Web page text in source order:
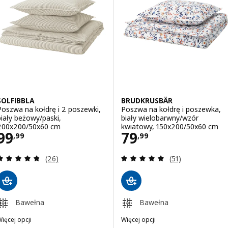
na kołdrę i 2 poszewki,
beżowy/paski,
50x60 cm
,99 99,99
Recenzja: 4.7 z 5 gwiazdki. Łączna liczba recenzji:
(26)
Bawełna
opcji
BRUDKRUSBÄR
Poszwa na kołdrę i poszewka,
biały wielobarwny/wzór
kwiatowy, 150x200/50x60 cm
79,99
Cena 79,99
Recenzja: 4.9
(51)
Bawełna
Więcej opcji